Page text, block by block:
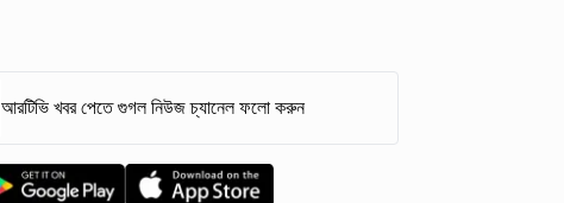
আরটিভি খবর পেতে গুগল নিউজ চ্যানেল ফলো করুন